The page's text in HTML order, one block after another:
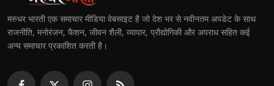
मरुधर भारती एक समाचार मीडिया वेबसाइट है जो देश भर से नवीनतम अपडेट के साथ
राजनीति, मनोरंजन, फैशन, जीवन शैली, व्यापार, प्रौद्योगिकी और अपराध सहित कई
अन्य समाचार प्रकाशित करती है।